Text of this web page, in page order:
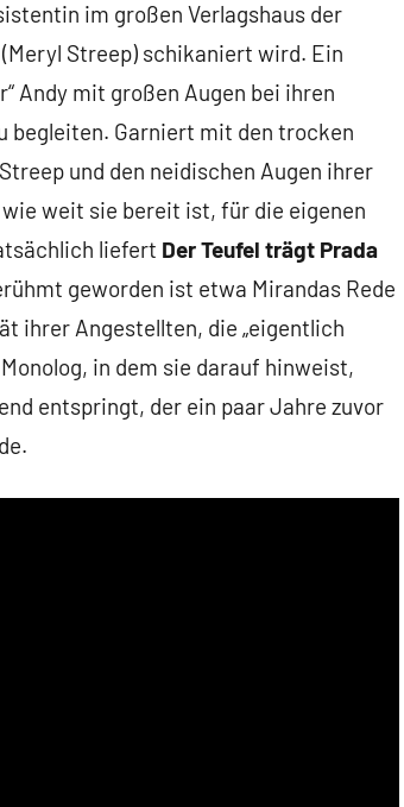
im großen Verlagshaus der
Streep) schikaniert wird. Ein
Andy mit großen Augen bei ihren
begleiten. Garniert mit den trocken
und den neidischen Augen ihrer
weit sie bereit ist, für die eigenen
liefert Der Teufel trägt Prada
geworden ist etwa Mirandas Rede
ihrer Angestellten, die „eigentlich
in dem sie darauf hinweist,
entspringt, der ein paar Jahre zuvor